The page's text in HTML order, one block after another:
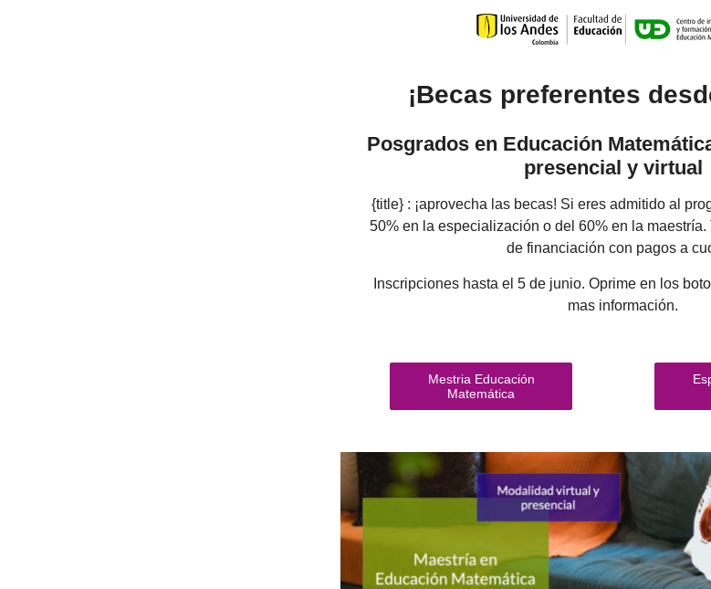
¡Becas preferentes
Posgrados en Educación
presencial y virtual
{title} : ¡aprovecha las becas! Si eres admitido al
50% en la especialización o del 60% en la maestría.
de financiación con pagos a
Inscripciones hasta el 5 de junio. Oprime en los
mas información.
Mestria Educación
Matemática